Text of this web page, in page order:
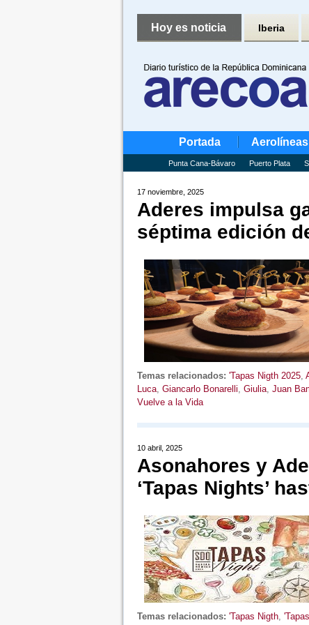
Hoy es noticia Iberia
Portada Aerolíneas
Punta Cana-Bávaro Puerto Plata
17 noviembre, 2025
Aderes impulsa
séptima edición
Temas relacionados: 'Tapas Nigth 2025,
Luca, Giancarlo Bonarelli Giulia, Juan
Vuelve a la Vida
10 abril, 2025
Asonahores y
‘Tapas Nights’
Temas relacionados: 'Tapas Nigth,